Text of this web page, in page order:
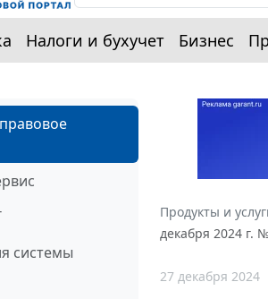
Налоги и бухучет Бизнес
системы
Продукты и
декабря 2024 г.
27 декабря 2024